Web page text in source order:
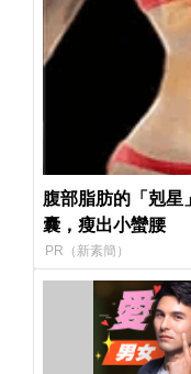
腹部脂肪的「剋星
囊，瘦出小蠻腰
PR（新素簡）